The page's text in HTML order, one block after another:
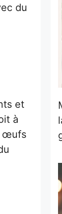
du
et
à
œufs